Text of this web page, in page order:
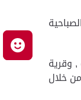
وقرية
خلال